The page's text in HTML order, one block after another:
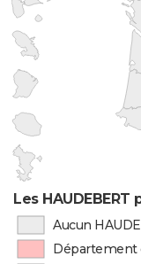
Les
Aucun
Département